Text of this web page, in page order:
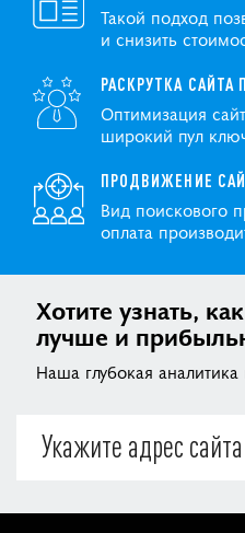
Такой подход
и снизить
РАСКРУТКА САЙТА
Оптимизация
широкий пул
ПРОДВИЖЕНИЕ
Вид поискового
оплата
Хотите узнать,
лучше и
Наша глубокая